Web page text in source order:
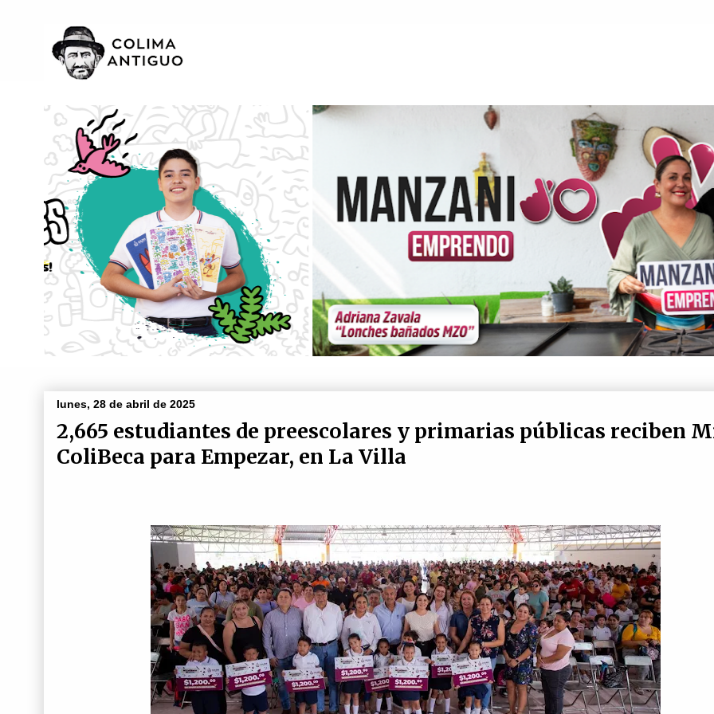
lunes, 28 de abril de 2025
2,665 estudiantes de preescolares y primarias públicas reciben
ColiBeca para Empezar, en La Villa